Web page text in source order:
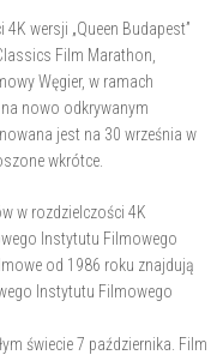
wersji „Queen Budapest”
Film Marathon,
Węgier, w ramach
nowo odkrywanym
jest na 30 września w
wkrótce.
w rozdzielczości 4K
Instytutu Filmowego
od 1986 roku znajdują
Instytutu Filmowego
świecie 7 października. Film